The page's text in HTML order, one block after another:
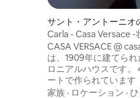
サント・アントーニオ
家
Carla - Casa Versace -
CASA VERSACE @
は、1909年に建てられ
ロニアルハウスです
ートで作られています
ァイバー接続可能なホ
家族 · ロケーション ·